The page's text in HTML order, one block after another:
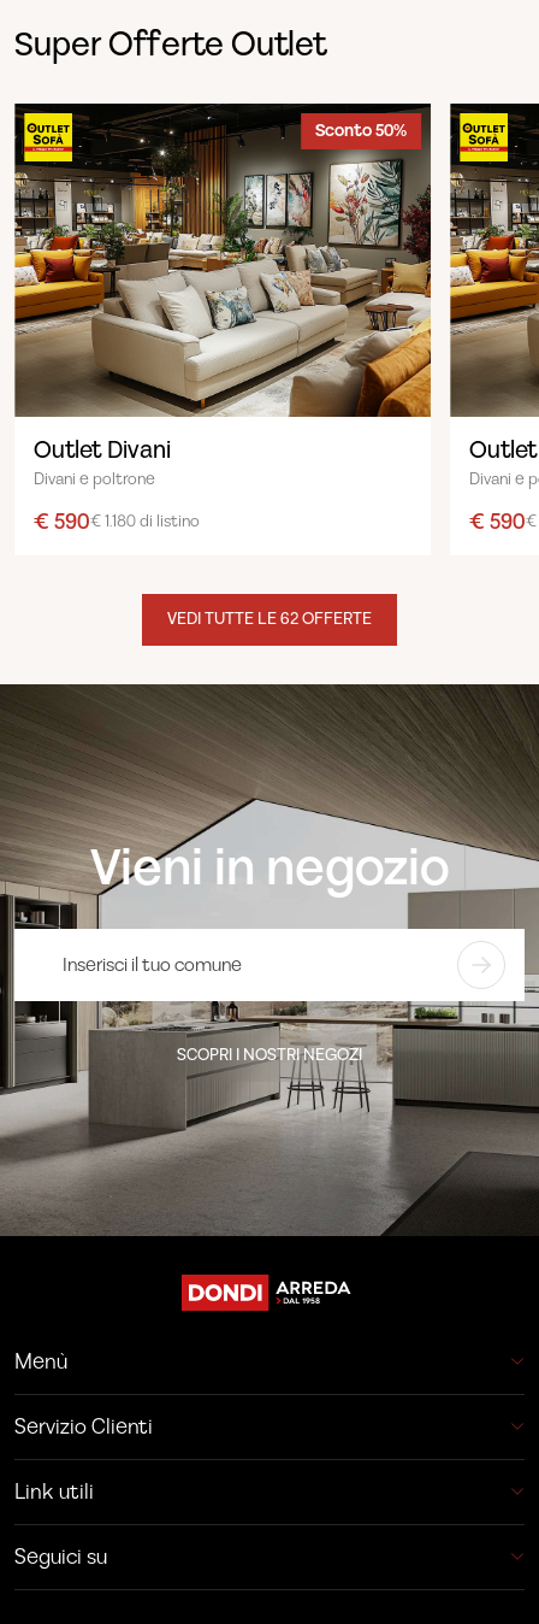
Super Offerte Outlet
Sconto 50%
Outlet Divani
Divani e poltrone
€ 590€ 1.180 di listino
Divani e
€ 590€
VEDI TUTTE LE 62 OFFERTE
Vieni in negozio
SCOPRI I NOSTRI NEGOZI
Menù
Servizio Clienti
Link utili
Seguici su